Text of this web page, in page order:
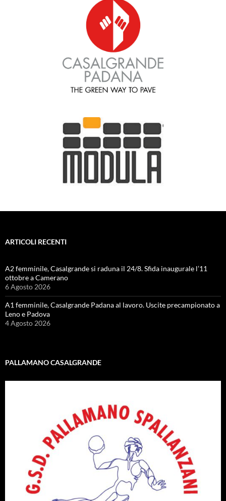
ARTICOLI RECENTI
A2 femminile, Casalgrande si raduna il 24/8. Sfida inaugurale l’11
ottobre a Camerano
6 Agosto 2026
A1 femminile, Casalgrande Padana al lavoro. Uscite precampionato a
Leno e Padova
4 Agosto 2026
PALLAMANO CASALGRANDE